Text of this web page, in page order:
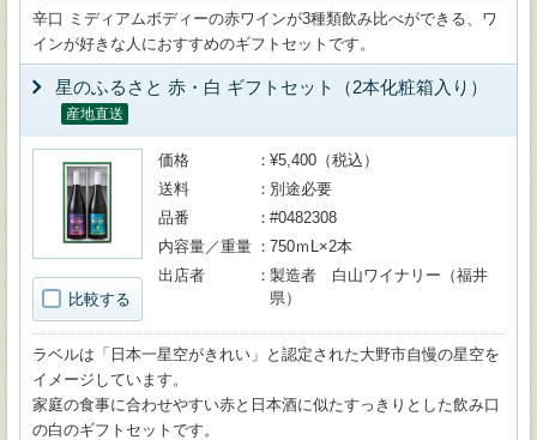
辛口 ミディアムボディーの赤ワインが3種類飲み比べができる、ワ
インが好きな人におすすめのギフトセットです。
星のふるさと 赤・白 ギフトセット（2本化粧箱入り）
産地直送
比較する
価格
¥5,400（税込）
送料
別途必要
品番
#0482308
内容量／重量
750ｍL×2本
出店者
製造者 白山ワイナリー（福井
県）
ラベルは「日本一星空がきれい」と認定された大野市自慢の星空を
イメージしています。
家庭の食事に合わせやすい赤と日本酒に似たすっきりとした飲み口
の白のギフトセットです。